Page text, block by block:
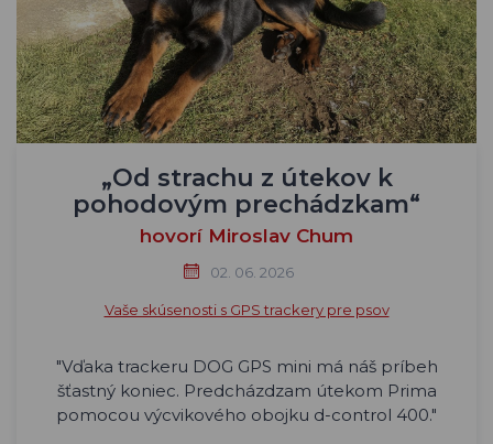
„Od strachu z útekov k
pohodovým prechádzkam“
hovorí Miroslav Chum
02. 06. 2026
Vaše skúsenosti s GPS trackery pre psov
"Vďaka trackeru DOG GPS mini má náš príbeh
šťastný koniec. Predcházdzam útekom Prima
pomocou výcvikového obojku d-control 400."